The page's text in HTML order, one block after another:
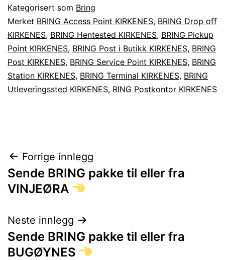
Kategorisert som Bring
Merket BRING Access Point KIRKENES, BRING Drop off
KIRKENES, BRING Hentested KIRKENES, BRING Pickup
Point KIRKENES, BRING Post i Butikk KIRKENES, BRING
Post KIRKENES, BRING Service Point KIRKENES, BRING
Station KIRKENES, BRING Terminal KIRKENES, BRING
Utleveringssted KIRKENES, RING Postkontor KIRKENES
Innleggsnavigasjon
Forrige innlegg
Sende BRING pakke til eller fra
VINJEØRA
Neste innlegg
Sende BRING pakke til eller fra
BUGØYNES